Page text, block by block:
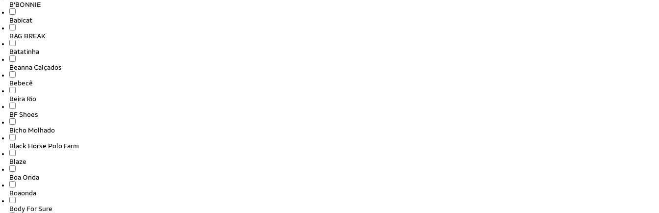
B'BONNIE
Babicat
BAG BREAK
Batatinha
Beanna Calçados
Bebecê
Beira Rio
BF Shoes
Bicho Molhado
Black Horse Polo Farm
Blaze
Boa Onda
Boaonda
Body For Sure